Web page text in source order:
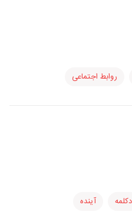
روابط اجتماعی
دکلمه آینده